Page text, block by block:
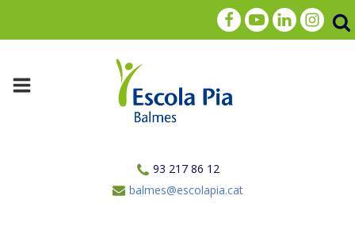
93 217 86 12
balmes@escolapia.cat